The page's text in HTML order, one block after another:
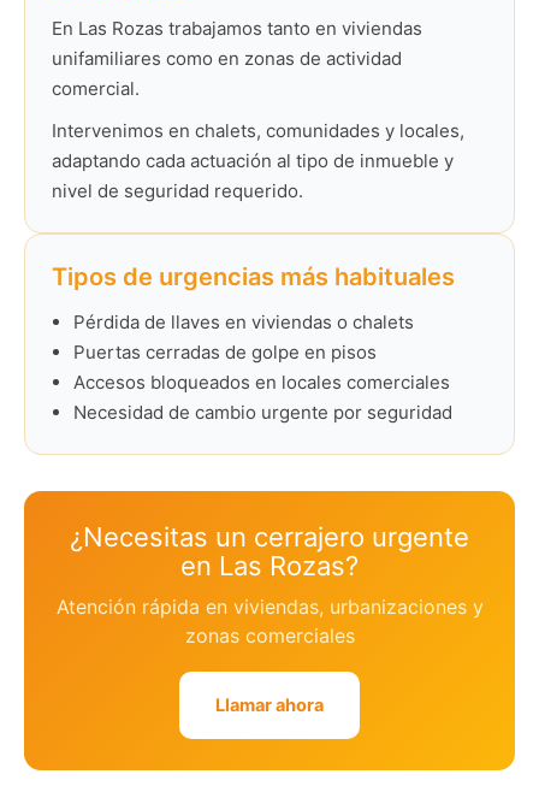
En Las Rozas trabajamos tanto en viviendas
unifamiliares como en zonas de actividad
comercial.
Intervenimos en chalets, comunidades y locales,
adaptando cada actuación al tipo de inmueble y
nivel de seguridad requerido.
Tipos de urgencias más habituales
Pérdida de llaves en viviendas o chalets
Puertas cerradas de golpe en pisos
Accesos bloqueados en locales comerciales
Necesidad de cambio urgente por seguridad
¿Necesitas un cerrajero urgente
en Las Rozas?
Atención rápida en viviendas, urbanizaciones y
zonas comerciales
Llamar ahora